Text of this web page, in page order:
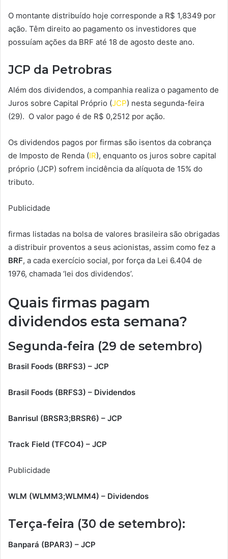
O montante distribuído hoje corresponde a R$ 1,8349 por
ação. Têm direito ao pagamento os investidores que
possuíam ações da BRF até 18 de agosto deste ano.
JCP da Petrobras
Além dos dividendos, a companhia realiza o pagamento de
Juros sobre Capital Próprio (JCP) nesta segunda-feira
(29). O valor pago é de R$ 0,2512 por ação.
Os dividendos pagos por firmas são isentos da cobrança
de Imposto de Renda (IR), enquanto os juros sobre capital
próprio (JCP) sofrem incidência da alíquota de 15% do
tributo.
Publicidade
firmas listadas na bolsa de valores brasileira são obrigadas
a distribuir proventos a seus acionistas, assim como fez a
BRF, a cada exercício social, por força da Lei 6.404 de
1976, chamada ‘lei dos dividendos’.
Quais firmas pagam
dividendos esta semana?
Segunda-feira (29 de setembro)
Brasil Foods (BRFS3) – JCP
Brasil Foods (BRFS3) – Dividendos
Banrisul (BRSR3;BRSR6) – JCP
Track Field (TFCO4) – JCP
Publicidade
WLM (WLMM3;WLMM4) – Dividendos
Terça-feira (30 de setembro):
Banpará (BPAR3) – JCP